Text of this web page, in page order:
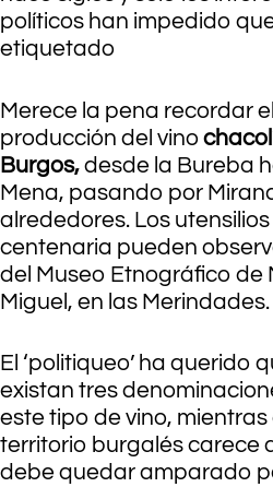
políticos han impedido
etiquetado
Merece la pena recordar
producción del vino
Burgos,desde la Bureba
Mena, pasando por
alrededores. Los
centenaria pueden
del Museo Etnográfico de
Miguel, en las Merindades.
El ‘politiqueo’ ha querido
existan tres
este tipo de vino,
territorio burgalés carece
debe quedar amparado